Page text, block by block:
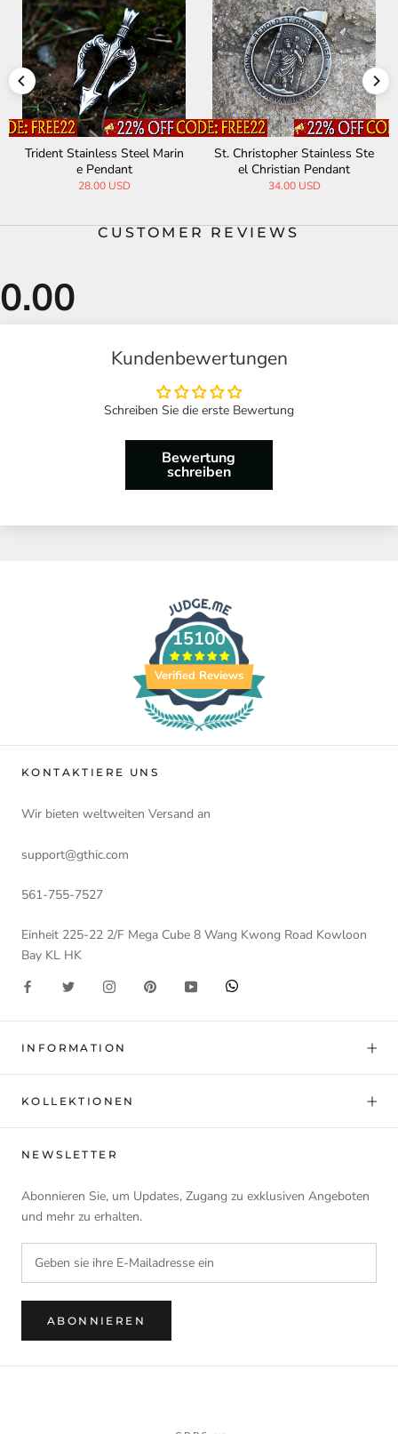
Trident Stainless Steel Marin
e Pendant
28.00 USD
St. Christopher Stainless Ste
el Christian Pendant
34.00 USD
CUSTOMER REVIEWS
Kundenbewertungen
Schreiben Sie die erste Bewertung
Bewertung
schreiben
15100
Verified Reviews
KONTAKTIERE UNS
Wir bieten weltweiten Versand an
support@gthic.com
561-755-7527
Einheit 225-22 2/F Mega Cube 8 Wang Kwong Road Kowloon
Bay KL HK
INFORMATION
KOLLEKTIONEN
NEWSLETTER
Abonnieren Sie, um Updates, Zugang zu exklusiven Angeboten
und mehr zu erhalten.
ABONNIEREN